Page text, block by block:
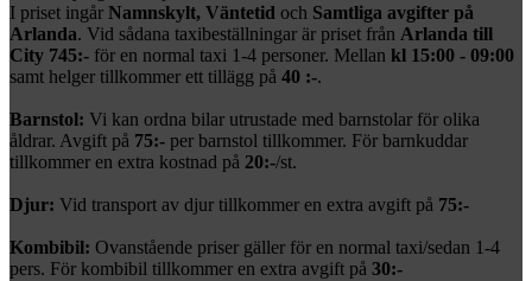
I priset ingår Namnskylt, Väntetid och Samtliga avgifter på
Arlanda. Vid sådana taxibeställningar är priset från Arlanda till
City 745:- för en normal taxi 1-4 personer. Mellan kl 15:00 - 09:00
samt helger tillkommer ett tillägg på 40 :-.
Barnstol: Vi kan ordna bilar utrustade med barnstolar för olika
åldrar. Avgift på 75:- per barnstol tillkommer. För barnkuddar
tillkommer en extra kostnad på 20:-/st.
Djur: Vid transport av djur tillkommer en extra avgift på 75:-
Kombibil: Ovanstående priser gäller för en normal taxi/sedan 1-4
pers. För kombibil tillkommer en extra avgift på 30:-